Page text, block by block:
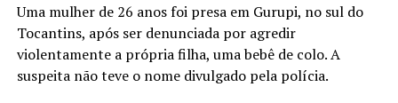
Uma mulher de 26 anos foi presa em Gurupi, no sul do
Tocantins, após ser denunciada por agredir
violentamente a própria filha, uma bebê de colo. A
suspeita não teve o nome divulgado pela polícia.